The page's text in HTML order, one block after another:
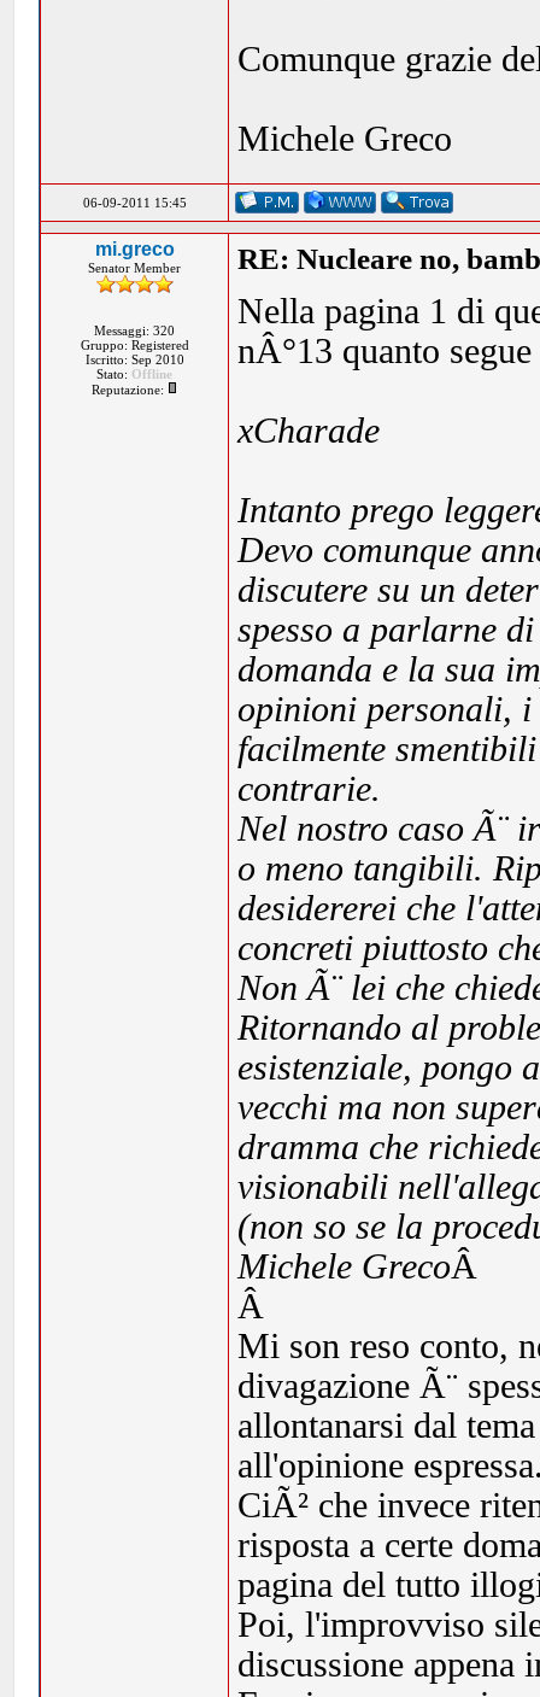
Comunque grazie
Michele Greco
06-09-2011 15:45
mi.greco
Senator Member
Messaggi: 320
Gruppo: Registered
Iscritto: Sep 2010
Stato: Offline
Reputazione:
RE: Nucleare no,
Nella pagina 1 di
nÂ°13 quanto segue
xCharade
Intanto prego
Devo comunque
discutere su un
spesso a parlarne
domanda e la sua
opinioni personali, i
facilmente
contrarie.
Nel nostro caso Ã¨
o meno tangibili.
desidererei che
concreti piuttosto
Non Ã¨ lei che
Ritornando al
esistenziale, pongo
vecchi ma non
dramma che
visionabili
(non so se la
Michele GrecoÂ
Â
Mi son reso conto,
divagazione Ã¨
allontanarsi dal
all'opinione
CiÃ² che invece
risposta a certe
pagina del tutto
Poi, l'improvviso
discussione appena